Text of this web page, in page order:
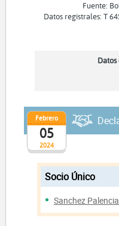
Fuente:
Datos registrales: T
2024
Febrero
05
Socio Único
Sanchez